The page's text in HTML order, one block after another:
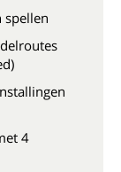
spellen
4